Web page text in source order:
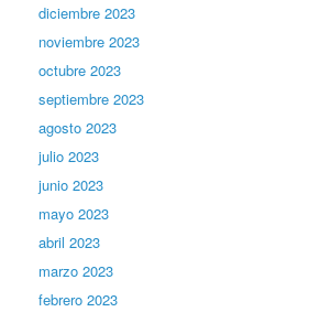
diciembre 2023
noviembre 2023
octubre 2023
septiembre 2023
agosto 2023
julio 2023
junio 2023
mayo 2023
abril 2023
marzo 2023
febrero 2023